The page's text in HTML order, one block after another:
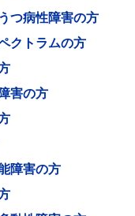
つ病性障害の方
クトラムの方
害の方
障害の方